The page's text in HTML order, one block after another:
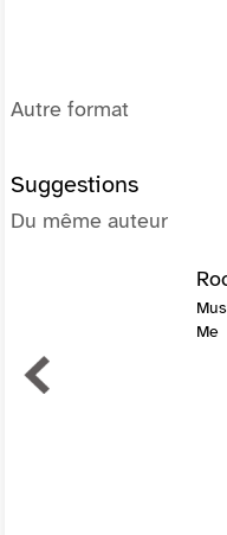
Autre format
Suggestions
Du même auteur
Me